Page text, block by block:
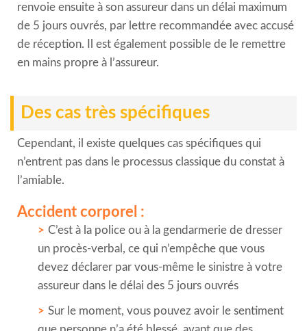
renvoie ensuite à son assureur dans un délai maximum
de 5 jours ouvrés, par lettre recommandée avec accusé
de réception. Il est également possible de le remettre
en mains propre à l’assureur.
Des cas très spécifiques
Cependant, il existe quelques cas spécifiques qui
n’entrent pas dans le processus classique du constat à
l’amiable.
Accident corporel :
C’est à la police ou à la gendarmerie de dresser
un procès-verbal, ce qui n’empêche que vous
devez déclarer par vous-même le sinistre à votre
assureur dans le délai des 5 jours ouvrés
Sur le moment, vous pouvez avoir le sentiment